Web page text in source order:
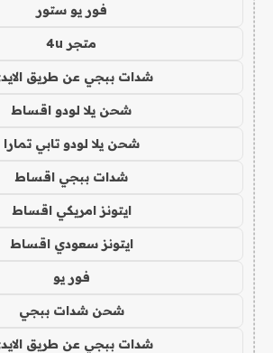
فور يو ستور
متجر 4u
شدات ببجي عن طريق
شحن يلا لودو اقساط
شحن يلا لودو تابي تمارا
شدات ببجي اقساط
ايتونز امريكي اقساط
ايتونز سعودي اقساط
فور يو
شحن شدات ببجي
شدات ببجي عن طريق